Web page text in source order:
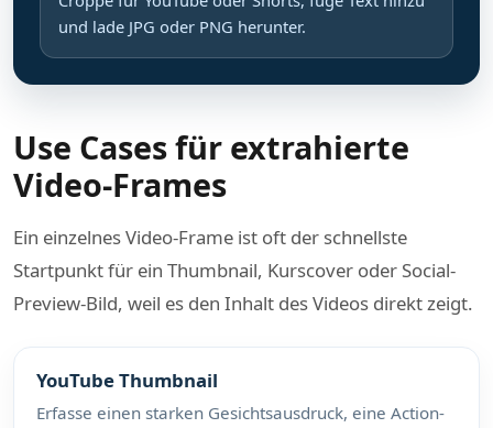
und lade JPG oder PNG herunter.
Use Cases für extrahierte
Video-Frames
Ein einzelnes Video-Frame ist oft der schnellste
Startpunkt für ein Thumbnail, Kurscover oder Social-
Preview-Bild, weil es den Inhalt des Videos direkt zeigt.
YouTube Thumbnail
Erfasse einen starken Gesichtsausdruck, eine Action-